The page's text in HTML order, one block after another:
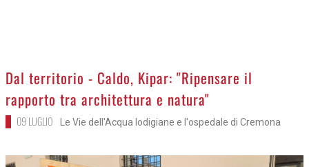
>
Dal territorio - Caldo, Kipar: "Ripensare il
rapporto tra architettura e natura"
09 LUGLIO Le Vie dell'Acqua lodigiane e l'ospedale di Cremona